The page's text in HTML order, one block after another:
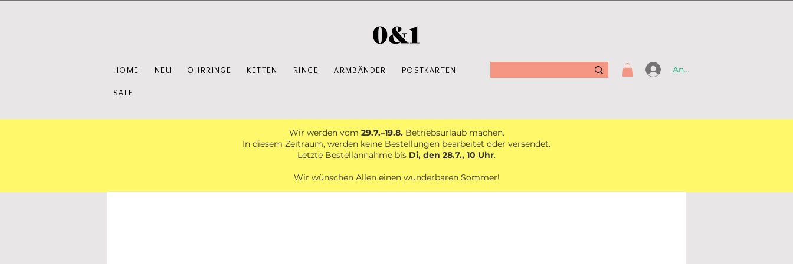
HOME NEU OHRRINGE KETTEN RINGE ARMBÄNDER POSTKARTEN
SALE
Anmelden
Wir werden vom 29.7.–19.8.Betriebsurlaub machen.
In diesem Zeitraum, werden keine Bestellungen bearbeitet oder versendet.
Letzte Bestellannahme bis Di, den 28.7., 10 Uhr.
Wir wünschen Allen einen wunderbaren Sommer!